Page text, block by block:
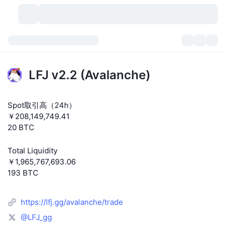
カテゴリー
過去のスナップショット
トークンのロック解除
実世界資産
市場数
市況概要
現物市場
暗号資産の数
BNBトレジャリー
DexScan
シグナル
人気急上昇
新規
値上がり銘柄
ミームエクスプローラー
取引所
中央集権型取引所
現物
分散型取引所
コミュニティ
フィード
ライブ
API
暗号資産API
プロダクト
LFJ v2.2 (Avalanche)
Spot取引高（24h）
￥208,149,749.41
20 BTC
Total Liquidity
￥1,965,767,693.06
193 BTC
https://lfj.gg/avalanche/trade
@LFJ_gg